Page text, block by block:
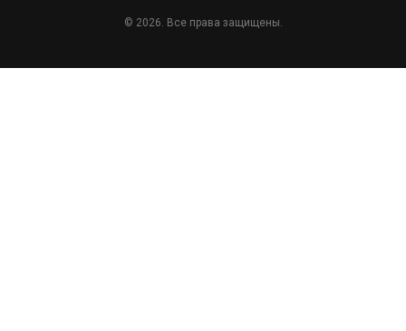
© 2026. Все права защищены.